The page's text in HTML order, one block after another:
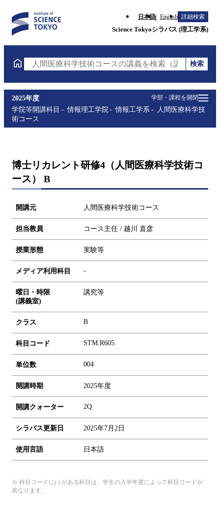
日本語 English 詳細検索
Science Tokyoシラバス (理工学系)
人間医療科学技術コースの講義を検索（講義名・科
検索
学部・課程を開閉
2025年度
学院等開講科目
情報理工学院 情報工学系
人間医療科学技
術コース
博士リカレント研修4（人間医療科学技術コ
ース） B
開講元 人間医療科学技術コース
担当教員 コース主任 / 越川 直彦
授業形態 実験等
メディア利用科目 -
曜日・時限
(講義室)
講究等
クラス B
科目コード STM.R605
単位数 004
開講時期 2025年度
開講クォーター 2Q
シラバス更新日 2025年7月2日
使用言語 日本語
※ 科目コードに( ) がある科目は、学生の入学年度によって科目コードが
異なります。